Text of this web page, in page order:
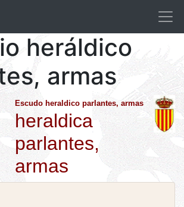
heráldico
armas
Escudo heraldico parlantes, armas
heraldica
parlantes,
armas